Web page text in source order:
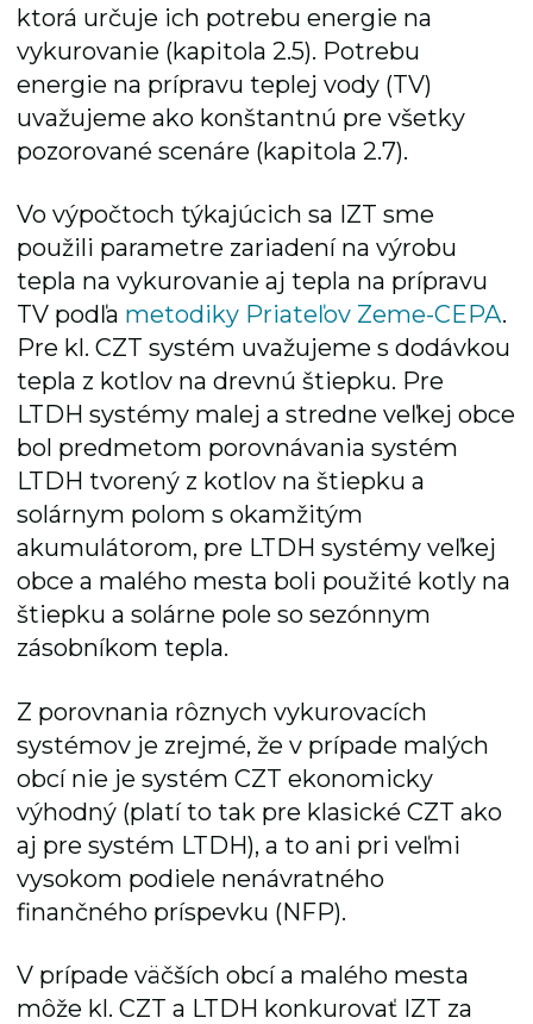
ktorá určuje ich potrebu energie na
vykurovanie (kapitola 2.5). Potrebu
energie na prípravu teplej vody (TV)
uvažujeme ako konštantnú pre všetky
pozorované scenáre (kapitola 2.7).
Vo výpočtoch týkajúcich sa IZT sme
použili parametre zariadení na výrobu
tepla na vykurovanie aj tepla na prípravu
TV podľa metodiky Priateľov Zeme-CEPA.
Pre kl. CZT systém uvažujeme s dodávkou
tepla z kotlov na drevnú štiepku. Pre
LTDH systémy malej a stredne veľkej obce
bol predmetom porovnávania systém
LTDH tvorený z kotlov na štiepku a
solárnym polom s okamžitým
akumulátorom, pre LTDH systémy veľkej
obce a malého mesta boli použité kotly na
štiepku a solárne pole so sezónnym
zásobníkom tepla.
Z porovnania rôznych vykurovacích
systémov je zrejmé, že v prípade malých
obcí nie je systém CZT ekonomicky
výhodný (platí to tak pre klasické CZT ako
aj pre systém LTDH), a to ani pri veľmi
vysokom podiele nenávratného
finančného príspevku (NFP).
V prípade väčších obcí a malého mesta
môže kl. CZT a LTDH konkurovať IZT za